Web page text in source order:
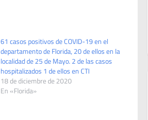
61 casos positivos de COVID-19 en el
departamento de Florida, 20 de ellos en la
localidad de 25 de Mayo. 2 de las casos
hospitalizados 1 de ellos en CTI
18 de diciembre de 2020
En «Florida»